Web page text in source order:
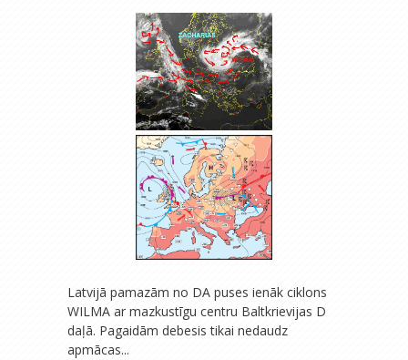
Latvijā pamazām no DA puses ienāk ciklons
WILMA ar mazkustīgu centru Baltkrievijas D
daļā. Pagaidām debesis tikai nedaudz
apmācas...